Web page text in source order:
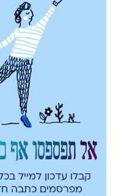
אל תפספסו אף
קבלו עדכון למייל
מפרסמים כתבה